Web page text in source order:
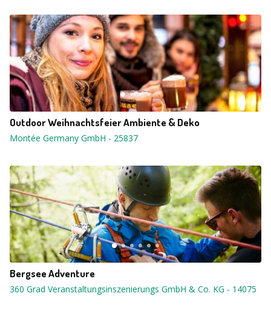
Outdoor Weihnachtsfeier Ambiente & Deko
Montée Germany GmbH - 25837
Bergsee Adventure
360 Grad Veranstaltungsinszenierungs GmbH & Co. KG - 14075